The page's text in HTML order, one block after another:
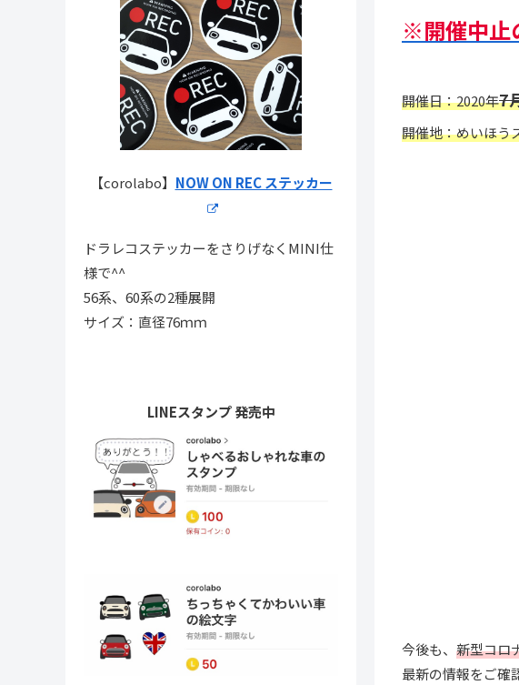
※開催中止
開催日：2020年7
開催地：めいほう
今後も、 新型コロ
最新の情報をご確
【corolabo】 NOW ON REC ステッカー
ドラレコステッカーをさりげなくMINI仕
様で^^
56系、60系の2種展開
サイズ：直径76ｍｍ
LINEスタンプ 発売中